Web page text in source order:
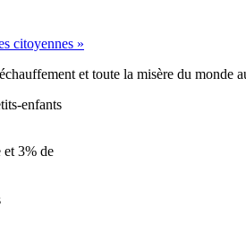
citoyennes »
et toute la misère du
enfants
et 3% de